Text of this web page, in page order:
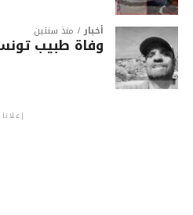
أخبار منذ سنتين
وفاة طبيب